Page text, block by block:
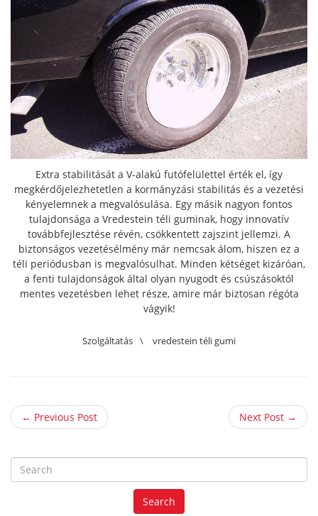
Extra stabilitását a V-alakú futófelülettel érték el, így
megkérdőjelezhetetlen a kormányzási stabilitás és a vezetési
kényelemnek a megvalósulása. Egy másik nagyon fontos
tulajdonsága a Vredestein téli guminak, hogy innovatív
továbbfejlesztése révén, csökkentett zajszint jellemzi. A
biztonságos vezetésélmény már nemcsak álom, hiszen ez a
téli periódusban is megvalósulhat. Minden kétséget kizáróan,
a fenti tulajdonságok által olyan nyugodt és csúszásoktól
mentes vezetésben lehet része, amire már biztosan régóta
vágyik!
Szolgáltatás \ vredestein téli gumi
← Previous Post Next Post →
e
a
r
Search